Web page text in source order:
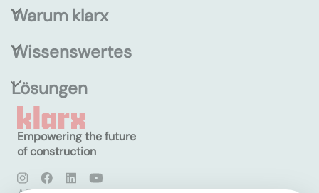
Warum klarx
Wissenswertes
Lösungen
Empowering the future
of construction